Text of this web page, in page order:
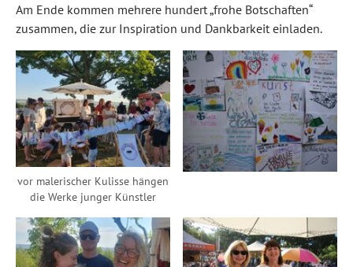
vor malerischer Kulisse hängen
die Werke junger Künstler
Am Ende kommen mehrere hundert „frohe Botschaften“
zusammen, die zur Inspiration und Dankbarkeit einladen.